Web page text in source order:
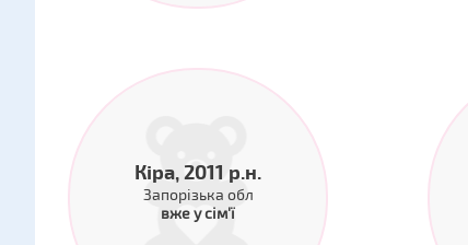
Кіра, 2011 р.н.
Запорізька обл
вже у сім'ї